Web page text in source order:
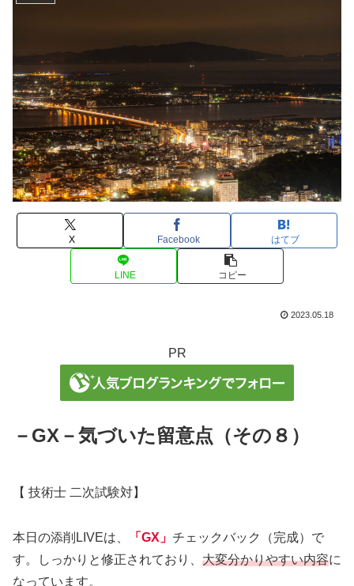
X Facebook はてブ
LINE コピー
2023.05.18
PR
－GX－気づいた留意点（その８）
【 技術士 二次試験対】
本日の添削LIVEは、 「GX」 チェックバック（完成）で
す。しっかりと修正されており、 大変分かりやすい内容に
なっています。